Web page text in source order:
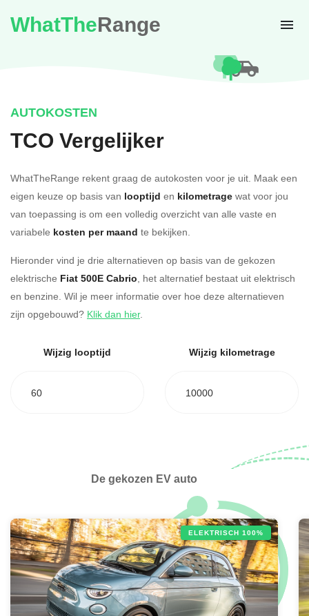
WhatTheRange
AUTOKOSTEN
TCO Vergelijker
WhatTheRange rekent graag de autokosten voor je uit. Maak een
eigen keuze op basis van looptijd en kilometrage wat voor jou
van toepassing is om een volledig overzicht van alle vaste en
variabele kosten per maand te bekijken.
Hieronder vind je drie alternatieven op basis van de gekozen
elektrische Fiat 500E Cabrio, het alternatief bestaat uit elektrisch
en benzine. Wil je meer informatie over hoe deze alternatieven
zijn opgebouwd? Klik dan hier.
Wijzig looptijd
60
Wijzig kilometrage
10000
De gekozen EV auto
ELEKTRISCH 100%